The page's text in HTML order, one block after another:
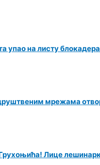
упао на листу
мрежама
Лице